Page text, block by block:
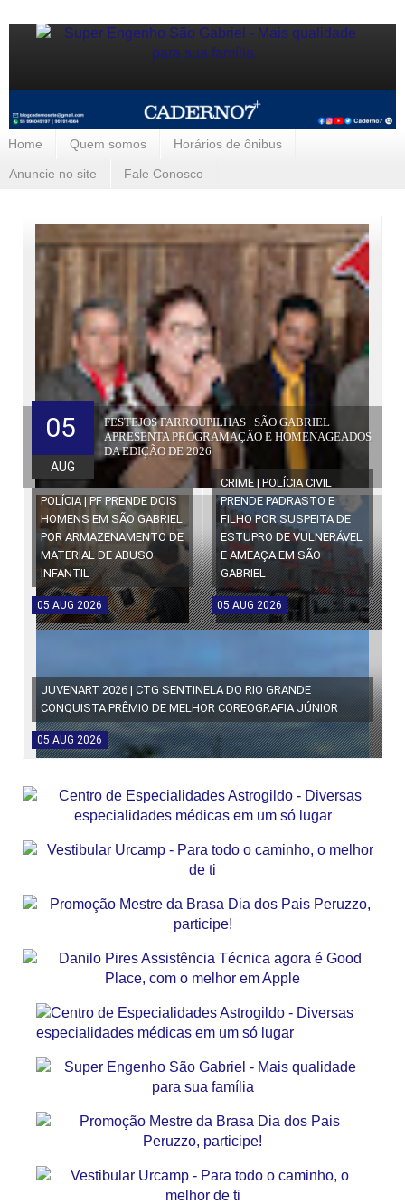
Home Quem somos Horários de ônibus
Anuncie no site Fale Conosco
FESTEJOS FARROUPILHAS | SÃO GABRIEL
APRESENTA PROGRAMAÇÃO E HOMENAGEADOS
DA EDIÇÃO DE 2026
05
AUG
POLÍCIA | PF PRENDE DOIS
HOMENS EM SÃO GABRIEL
POR ARMAZENAMENTO DE
MATERIAL DE ABUSO
INFANTIL
05 AUG 2026
CRIME | POLÍCIA CIVIL
PRENDE PADRASTO E
FILHO POR SUSPEITA DE
ESTUPRO DE VULNERÁVEL
E AMEAÇA EM SÃO
GABRIEL
05 AUG 2026
JUVENART 2026 | CTG SENTINELA DO RIO GRANDE
CONQUISTA PRÊMIO DE MELHOR COREOGRAFIA JÚNIOR
05 AUG 2026